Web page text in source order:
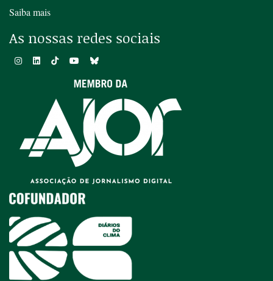
Saiba mais
As nossas redes sociais